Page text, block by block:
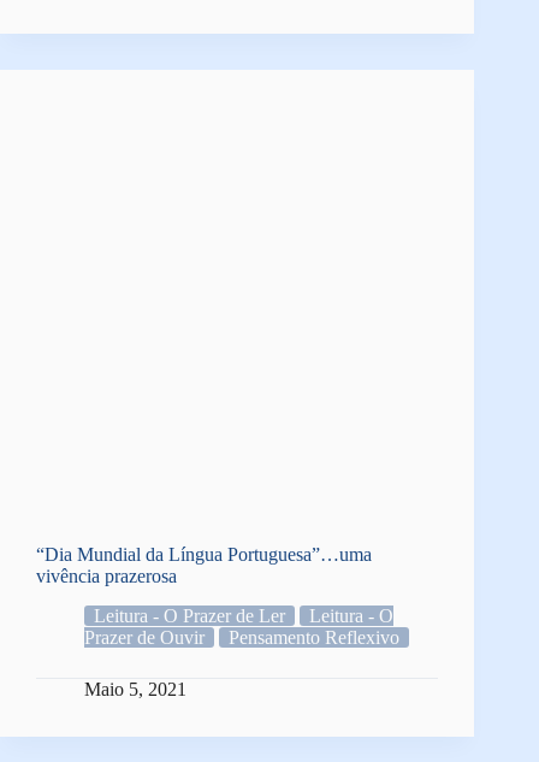
“Dia Mundial da Língua Portuguesa”…uma
vivência prazerosa
Leitura - O Prazer de Ler
Leitura - O
Prazer de Ouvir
Pensamento Reflexivo
Maio 5, 2021